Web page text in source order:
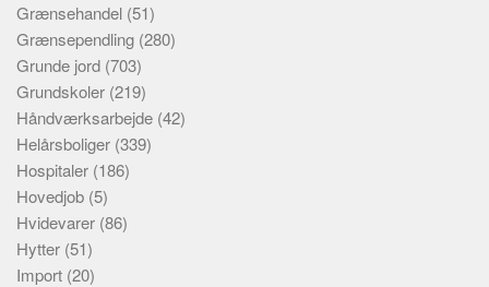
Grænsehandel (51)
Grænsependling (280)
Grunde jord (703)
Grundskoler (219)
Håndværksarbejde (42)
Helårsboliger (339)
Hospitaler (186)
Hovedjob (5)
Hvidevarer (86)
Hytter (51)
Import (20)